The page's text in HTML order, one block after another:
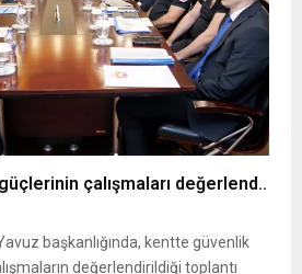
çalışmaları değerlend..
başkanlığında, kentte güvenlik
değerlendirildiği toplantı